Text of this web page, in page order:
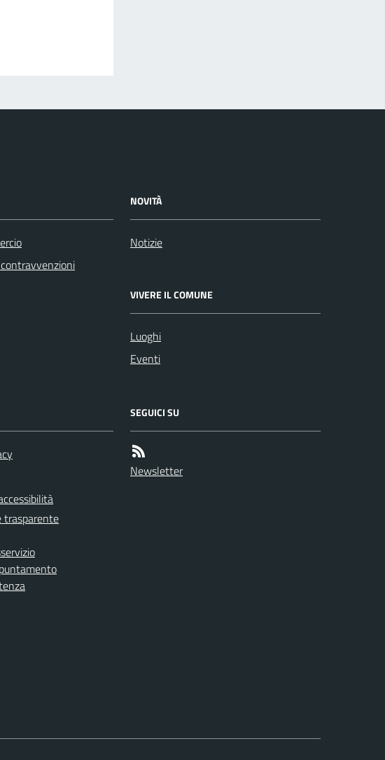
NOVITÀ
Notizie
VIVERE IL COMUNE
Luoghi
Eventi
trasparente
SEGUICI SU
Newsletter